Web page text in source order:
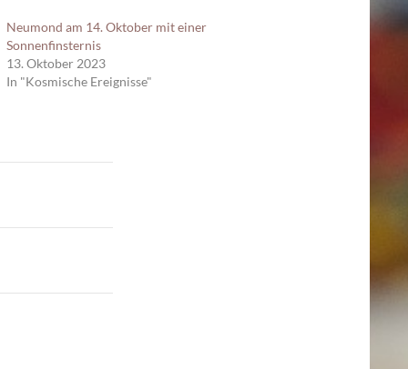
Neumond am 14. Oktober mit einer
Sonnenfinsternis
13. Oktober 2023
In "Kosmische Ereignisse"